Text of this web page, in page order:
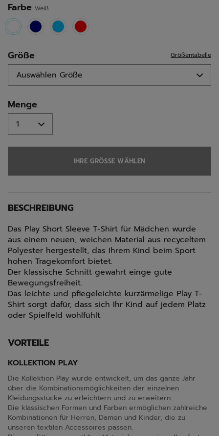
Farbe Weiß
selected
Größe Größentabelle
Menge
IHRE GRÖSSE WÄHLEN
BESCHREIBUNG
Das Play Short Sleeve T-Shirt für Mädchen wurde
aus einem neuen, weichen Material aus recyceltem
Polyester hergestellt, das Ihrem Kind beim Sport
hohen Tragekomfort bietet.
Der klassische Schnitt gewährt einge gute
Bewegungsfreiheit.
Das leichte und pflegeleichte kurzärmelige Play T-
Shirt sorgt dafür, dass sich Ihr Kind auf jedem Platz
oder Spielfeld wohlfühlt.
VORTEILE
KOLLEKTION PLAY
Die Kollektion Play wurde entwickelt, um das ganze Jahr
über die Kombinationsmöglichkeiten der einzelnen
Kleidungsstücke zu erleichtern und zu erweitern.
Die klassischen Formen und Farben ermöglichen zahlreiche
Kombinationen für Herren, Damen und Kinder, die zu
unseren textilen Accessoires passen.